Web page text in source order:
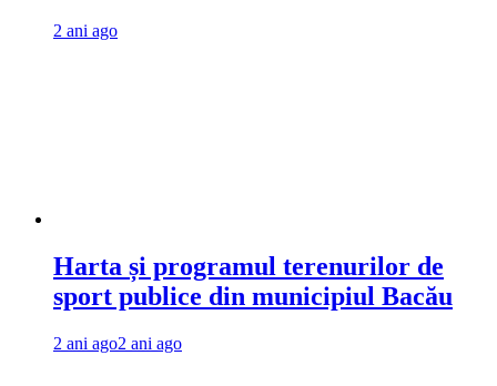
2 ani ago
Harta și programul terenurilor de
sport publice din municipiul Bacău
2 ani ago2 ani ago